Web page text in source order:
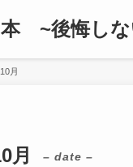
~後悔しな
10月
月 – date –